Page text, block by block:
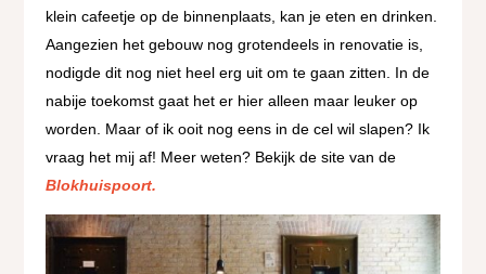
klein cafeetje op de binnenplaats, kan je eten en drinken.
Aangezien het gebouw nog grotendeels in renovatie is,
nodigde dit nog niet heel erg uit om te gaan zitten. In de
nabije toekomst gaat het er hier alleen maar leuker op
worden. Maar of ik ooit nog eens in de cel wil slapen? Ik
vraag het mij af! Meer weten? Bekijk de site van de
Blokhuispoort.